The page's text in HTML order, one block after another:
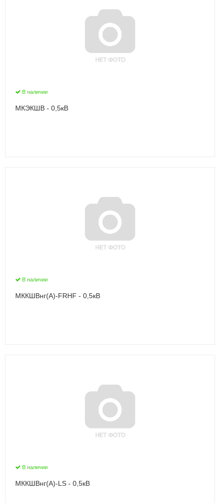
В наличии
МКЭКШВ - 0,5кВ
В наличии
МККШВнг(А)-FRHF - 0,5кВ
В наличии
МККШВнг(А)-LS - 0,5кВ